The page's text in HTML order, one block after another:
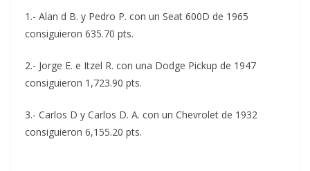
1.- Alan d B. y Pedro P. con un Seat 600D de 1965
consiguieron 635.70 pts.
2.- Jorge E. e Itzel R. con una Dodge Pickup de 1947
consiguieron 1,723.90 pts.
3.- Carlos D y Carlos D. A. con un Chevrolet de 1932
consiguieron 6,155.20 pts.